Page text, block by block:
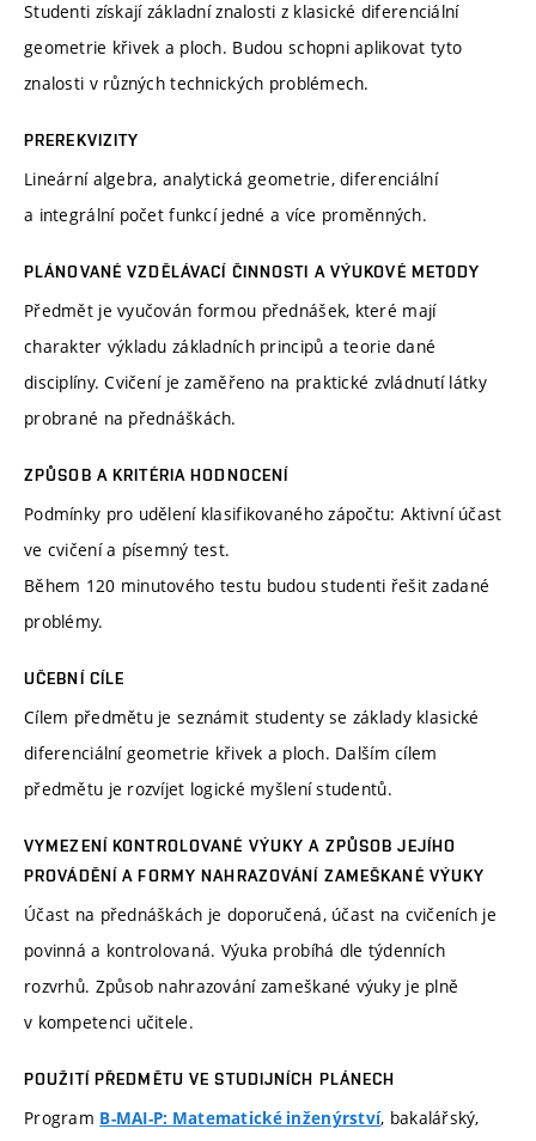
Studenti získají základní znalosti z klasické diferenciální
geometrie křivek a ploch. Budou schopni aplikovat tyto
znalosti v různých technických problémech.
PREREKVIZITY
Lineární algebra, analytická geometrie, diferenciální
a integrální počet funkcí jedné a více proměnných.
PLÁNOVANÉ VZDĚLÁVACÍ ČINNOSTI A VÝUKOVÉ METODY
Předmět je vyučován formou přednášek, které mají
charakter výkladu základních principů a teorie dané
disciplíny. Cvičení je zaměřeno na praktické zvládnutí látky
probrané na přednáškách.
ZPŮSOB A KRITÉRIA HODNOCENÍ
Podmínky pro udělení klasifikovaného zápočtu: Aktivní účast
ve cvičení a písemný test.
Během 120 minutového testu budou studenti řešit zadané
problémy.
UČEBNÍ CÍLE
Cílem předmětu je seznámit studenty se základy klasické
diferenciální geometrie křivek a ploch. Dalším cílem
předmětu je rozvíjet logické myšlení studentů.
VYMEZENÍ KONTROLOVANÉ VÝUKY A ZPŮSOB JEJÍHO
PROVÁDĚNÍ A FORMY NAHRAZOVÁNÍ ZAMEŠKANÉ VÝUKY
Účast na přednáškách je doporučená, účast na cvičeních je
povinná a kontrolovaná. Výuka probíhá dle týdenních
rozvrhů. Způsob nahrazování zameškané výuky je plně
v kompetenci učitele.
POUŽITÍ PŘEDMĚTU VE STUDIJNÍCH PLÁNECH
Program B-MAI-P: Matematické inženýrství, bakalářský,